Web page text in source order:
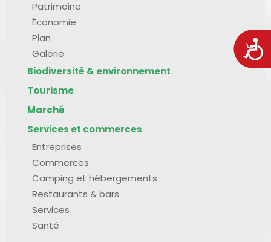
Patrimoine
Économie
Plan
Galerie
Biodiversité & environnement
Tourisme
Marché
Services et commerces
Entreprises
Commerces
Camping et hébergements
Restaurants & bars
Services
Santé